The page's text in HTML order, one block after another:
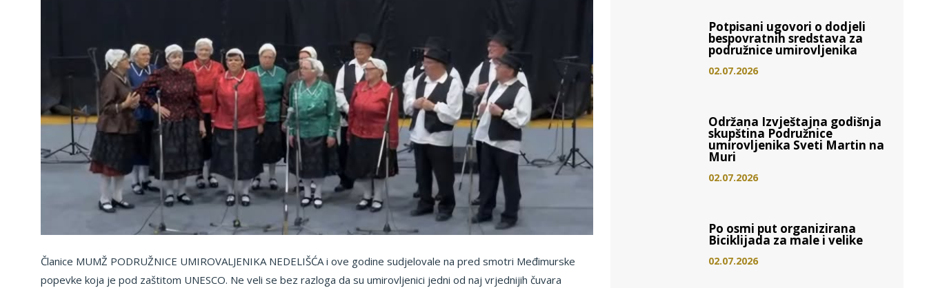
Članice MUMŽ PODRUŽNICE UMIROVALJENIKA NEDELIŠĆA i ove godine sudjelovale na pred smotri Međimurske
popevke koja je pod zaštitom UNESCO. Ne veli se bez razloga da su umirovljenici jedni od naj vrjednijih čuvara
Potpisani ugovori o dodjeli
bespovratnih sredstava za
podružnice umirovljenika
02.07.2026
Održana Izvještajna godišnja
skupština Podružnice
umirovljenika Sveti Martin na
Muri
02.07.2026
Po osmi put organizirana
Biciklijada za male i velike
02.07.2026